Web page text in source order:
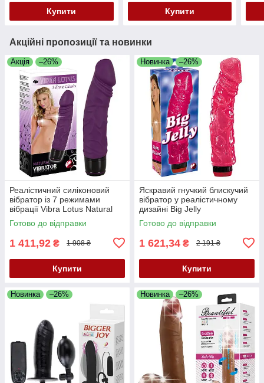
Купити Купити
Акційні пропозиції та новинки
Акція –26%
Реалістичний силіконовий
вібратор із 7 режимами
вібрації Vibra Lotus Natural
Vibrator
Готово до відправки
1 411,92 ₴ 1 908 ₴
Купити
Новинка –26%
Яскравий гнучкий блискучий
вібратор у реалістичному
дизайні Big Jelly
Готово до відправки
1 621,34 ₴ 2 191 ₴
Купити
Новинка –26% Новинка –26%